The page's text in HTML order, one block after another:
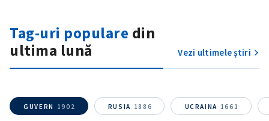
Tag-uri populare din
ultima lună
Vezi ultimele știri
GUVERN 1902 RUSIA 1886 UCRAINA 1661